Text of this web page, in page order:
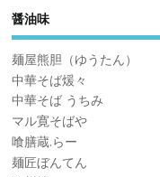
醤油味
麺屋熊胆（ゆうたん）
中華そば煖々
中華そば うちみ
マル寛そばや
喰膳蔵.らー
麺匠ぼんてん